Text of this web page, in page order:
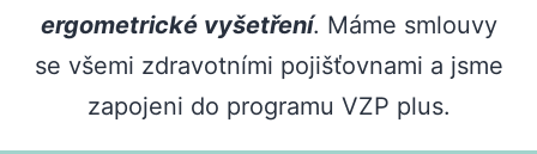
ergometrické vyšetření. Máme smlouvy
se všemi zdravotními pojišťovnami a jsme
zapojeni do programu VZP plus.